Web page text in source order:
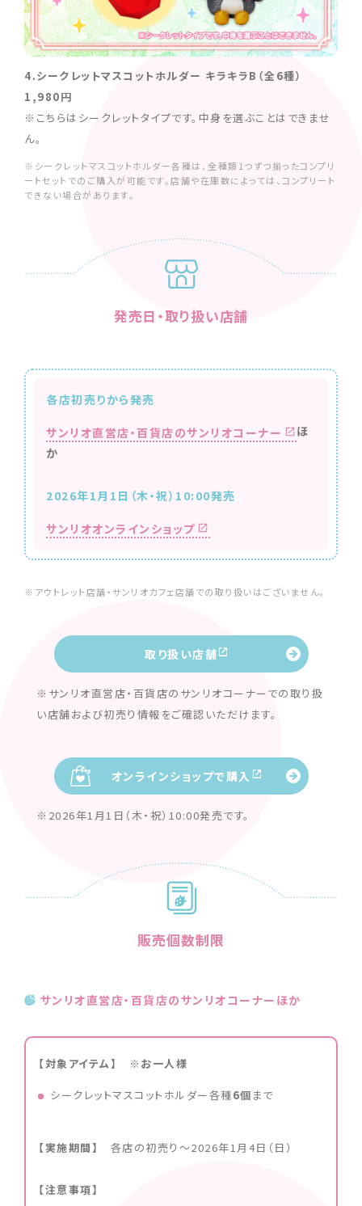
4.シークレットマスコットホルダー キラキラB（全6種）
1,980円
※こちらはシークレットタイプです。中身を選ぶことはできませ
ん。
※シークレットマスコットホルダー各種は、全種類1つずつ揃ったコンプリ
ートセットでのご購入が可能です。店舗や在庫数によっては、コンプリート
できない場合があります。
発売日・取り扱い店舗
各店初売りから発売
サンリオ直営店・百貨店のサンリオコーナー
ほ
か
2026年1月1日（木・祝）10:00発売
サンリオオンラインショップ
※アウトレット店舗・サンリオカフェ店舗での取り扱いはございません。
取り扱い店舗
※サンリオ直営店・百貨店のサンリオコーナーでの取り扱
い店舗および初売り情報をご確認いただけます。
オンラインショップで購入
※2026年1月1日（木・祝）10:00発売です。
販売個数制限
サンリオ直営店・百貨店のサンリオコーナーほか
【対象アイテム】 ※お一人様
シークレットマスコットホルダー各種6個 まで
【実施期間】 各店の初売り～2026年1月4日（日）
【注意事項】